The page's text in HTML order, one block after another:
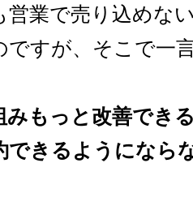
営業で売り込めな
ですが、そこで一
みもっと改善でき
できるようになら